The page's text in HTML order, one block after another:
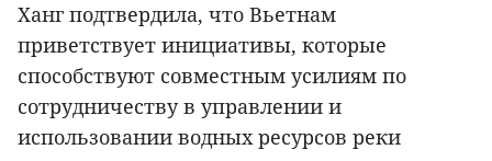
Ханг подтвердила, что Вьетнам
приветствует инициативы, которые
способствуют совместным усилиям по
сотрудничеству в управлении и
использовании водных ресурсов реки